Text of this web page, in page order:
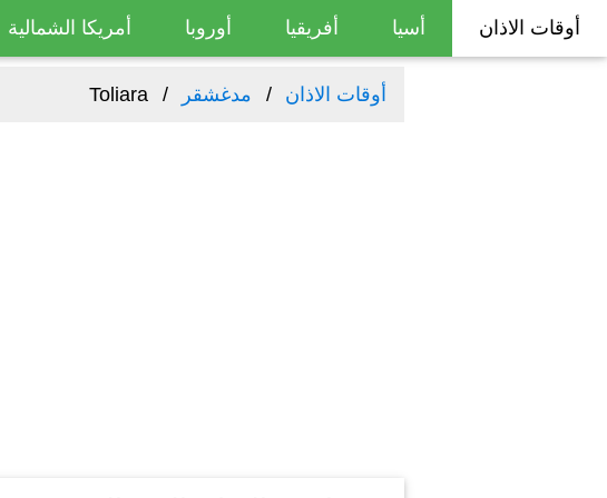
أوقات الاذان أسيا أفريقيا أوروبا أمريكا الشمالية
أوقات الاذان مدغشقر Toliara